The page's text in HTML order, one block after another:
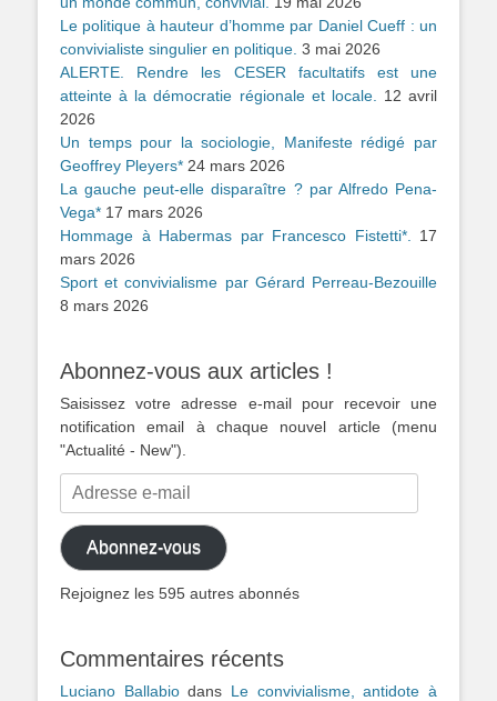
Le politique à hauteur d’homme par Daniel Cueff : un
convivialiste singulier en politique. 3 mai 2026
ALERTE. Rendre les CESER facultatifs est une
atteinte à la démocratie régionale et locale.
12 avril
2026
Un temps pour la sociologie, Manifeste rédigé par
Geoffrey Pleyers* 24 mars 2026
La gauche peut-elle disparaître ? par Alfredo Pena-
Vega* 17 mars 2026
Hommage à Habermas par Francesco Fistetti*.
17
mars 2026
Sport et convivialisme par Gérard Perreau-Bezouille
8 mars 2026
Abonnez-vous aux articles !
Saisissez votre adresse e-mail pour recevoir une
notification email à chaque nouvel article (menu
"Actualité - New").
Adresse
mail
Abonnez-vous
Rejoignez les 595 autres abonnés
Commentaires récents
Luciano Ballabiodans Le convivialisme, antidote à